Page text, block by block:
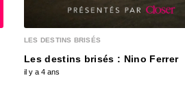
LES DESTINS BRISÉS
Les destins brisés : Nino Ferrer
il y a 4 ans